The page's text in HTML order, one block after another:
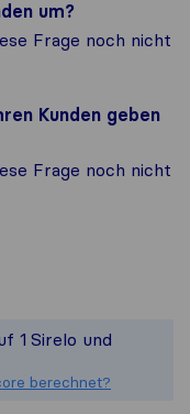
um?
Frage noch nicht
Kunden geben
Frage noch nicht
Ihnen ein
1 Sirelo und
berechnet?